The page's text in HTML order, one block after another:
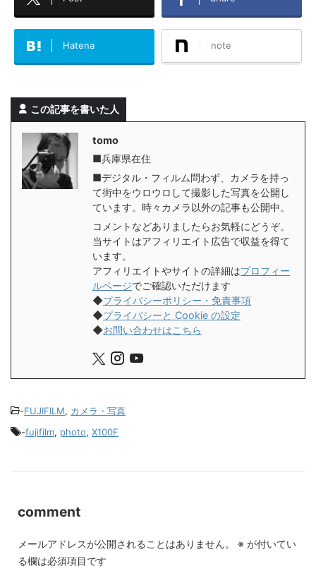
Hatena note
この記事を書いた人
tomo
■兵庫県在住
■デジタル・フィルム問わず、カメラを持っ
て街中をウロウロして撮影した写真を公開し
ています。時々カメラ以外の記事も公開中。
コメントなどありましたらお気軽にどうぞ。
当サイトはアフィリエイト広告で収益を得て
います。
アフィリエイトやサイトの詳細はプロフィー
ルページでご確認いただけます
◆プライバシーポリシー・免責事項
◆プライバシーと Cookie の設定
◆お問い合わせはこちら
-FUJIFILM, カメラ・写真
-fujifilm, photo, X100F
comment
メールアドレスが公開されることはありません。 ※ が付いてい
る欄は必須項目です